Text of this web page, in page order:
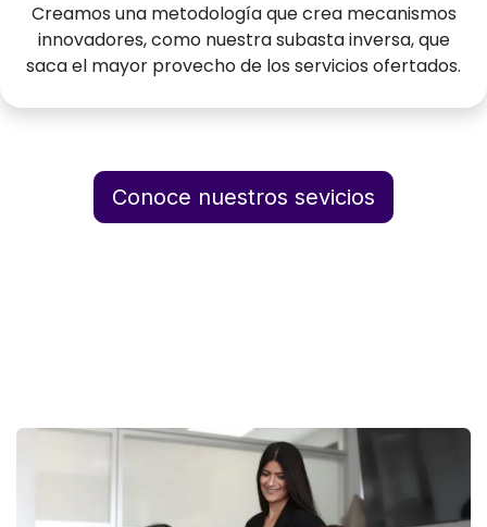
Creamos una metodología que crea mecanismos
innovadores, como nuestra subasta inversa, que
saca el mayor provecho de los servicios ofertados.
Conoce nuestros sevicios